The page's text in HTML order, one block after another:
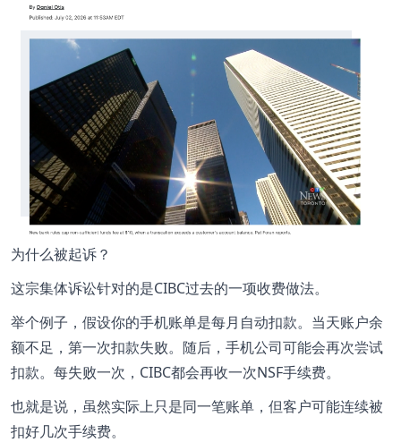
为什么被起诉？
这宗集体诉讼针对的是CIBC过去的一项收费做法。
举个例子，假设你的手机账单是每月自动扣款。当天账户余
额不足，第一次扣款失败。随后，手机公司可能会再次尝试
扣款。每失败一次，CIBC都会再收一次NSF手续费。
也就是说，虽然实际上只是同一笔账单，但客户可能连续被
扣好几次手续费。